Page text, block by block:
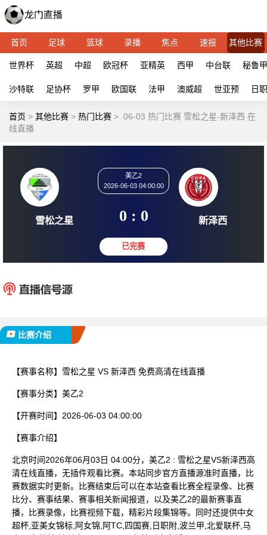
首页 足球 篮球 录播 焦点 速报 其他比赛
世界杯 英超 中超 欧冠杯 亚精英 西甲 中台联 秘鲁甲
沙特联 足协杯 罗甲 欧国联 法甲 澳威超 世亚预 日
首页 > 其他比赛 > 热门比赛 > 06-03 热门比赛 雪松之星-新泽西 在
线直播
2026-06-03 04:00:00
0 : 0
比赛介绍
【赛事名称】 雪松之星 VS 新泽西 免费高清在线直播
【赛事分类】 美乙2
【开赛时间】 2026-06-03 04:00:00
【赛事介绍】
北京时间2026年06月03日 04:00分，美乙2 : 雪松之星VS新泽西高
清在线直播，无插件观看比赛。本站同步官方直播源准时直播，比
赛数据实时更新。比赛结束后可以在本站查看比赛全程录像、比赛
比分、赛事结果、赛事相关新闻报道，以及美乙2的最新赛事直
播，比赛录像，比赛视频下载，精彩片段集锦等。同时还提供中女
超杯,亚美女锦标,阿女锦,阿TC,四国赛,日职附,波兰甲,北爱联杯,马